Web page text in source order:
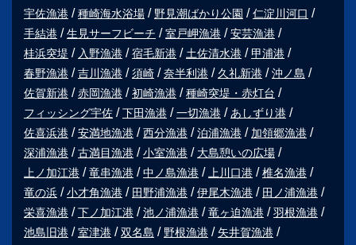
宇佐漁港 種崎海水浴場 野見潮ばかり公園
仁淀川河口
手結港
生見サーフビーチ 室戸岬漁港
安芸漁港
桂浜突堤
入野漁港 宿毛新港 土佐清水港
甲浦港
春野漁港
吉川漁港 須崎 奈半利港 久礼新港
沖ノ島
佐賀新港
赤岡漁港 初崎漁港
種崎突堤・赤灯台
フィッシング宇佐
下田漁港 一切漁港
あしずり港
佐喜浜港
安満地漁港 西分漁港 泊浦漁港
加領郷漁港
深浦漁港
古満目漁港 小室漁港
大島憩いの広場
上ノ加江港
竜串漁港 中ノ島漁港 上川口港
椎名漁港
竜の浜
小才角漁港 田野浦漁港 伊尾木漁港
田ノ浦漁港
栄喜漁港
下ノ加江港 池ノ浦漁港 竜ヶ迫漁港
羽根漁港
池島旧港
室津港 双名島 野根漁港
矢井賀漁港